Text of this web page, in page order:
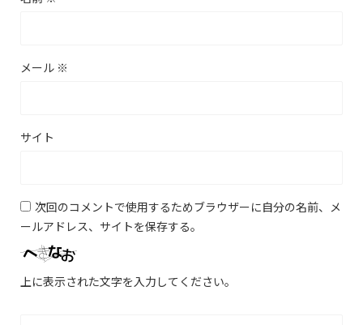
メール ※
サイト
次回のコメントで使用するためブラウザーに自分の名前、メ
ールアドレス、サイトを保存する。
上に表示された文字を入力してください。